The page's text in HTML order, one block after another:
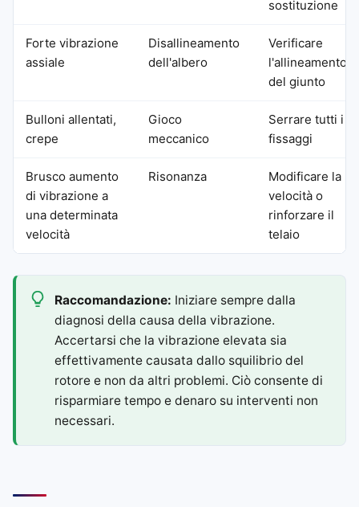
sostituzione
Forte vibrazione
assiale
Disallineamento
dell'albero
Verificare
l'allineamento
del giunto
Bulloni allentati,
crepe
Gioco
meccanico
Serrare tutti i
fissaggi
Brusco aumento
di vibrazione a
una determinata
velocità
Risonanza
Modificare la
velocità o
rinforzare il
telaio
Raccomandazione: Iniziare sempre dalla
diagnosi della causa della vibrazione.
Accertarsi che la vibrazione elevata sia
effettivamente causata dallo squilibrio del
rotore e non da altri problemi. Ciò consente di
risparmiare tempo e denaro su interventi non
necessari.